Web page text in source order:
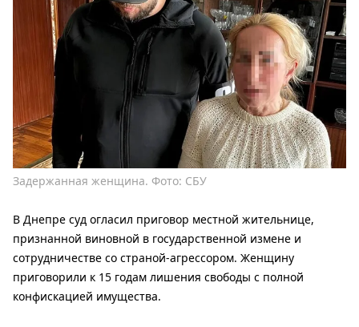
Задержанная женщина. Фото: СБУ
В Днепре суд огласил приговор местной жительнице,
признанной виновной в государственной измене и
сотрудничестве со страной-агрессором. Женщину
приговорили к 15 годам лишения свободы с полной
конфискацией имущества.